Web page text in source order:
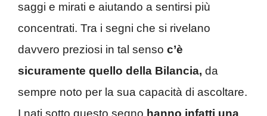
saggi e mirati e aiutando a sentirsi più
concentrati. Tra i segni che si rivelano
davvero preziosi in tal senso c’è
sicuramente quello della Bilancia, da
sempre noto per la sua capacità di ascoltare.
I nati sotto questo segno hanno infatti una